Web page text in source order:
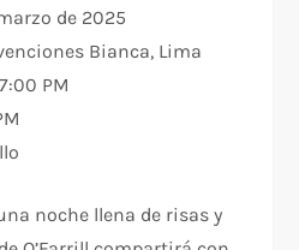
de 2025
Bianca, Lima
7:00 PM
noche llena de risas y